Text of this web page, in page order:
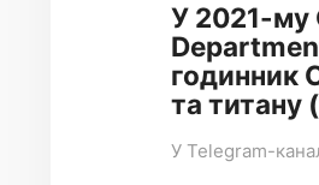
У 2021-му
годинник
та титану
У Telegram-